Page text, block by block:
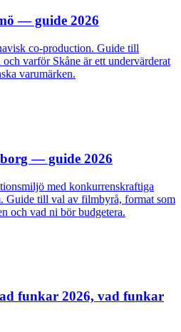
— guide 2026
co-production. Guide till
och varför Skåne är ett undervärderat
varumärken.
— guide 2026
med konkurrenskraftiga
Guide till val av filmbyrå, format som
och vad ni bör budgetera.
funkar 2026, vad funkar